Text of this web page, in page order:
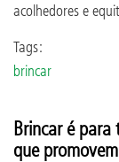
acolhedores e
Tags:
brincar
Brincar é
que